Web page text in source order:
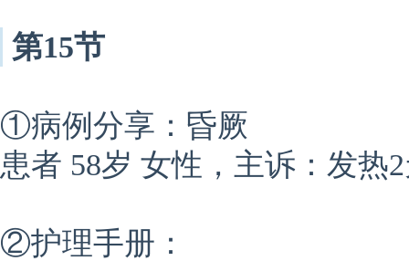
第15节
①病例分享：昏厥
患者 58岁 女性， 主诉：发热
②护理手册：